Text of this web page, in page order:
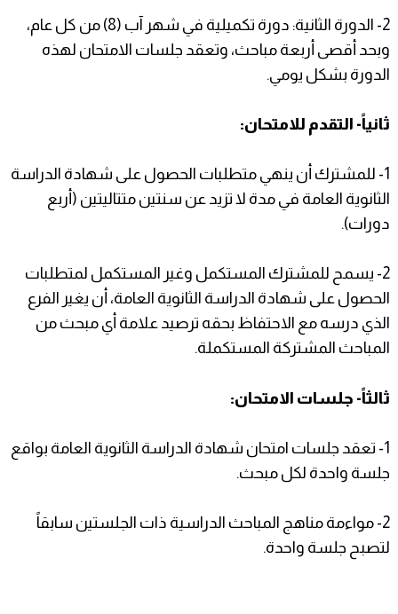
2- الدورة الثانية: دورة تكميلية في شهر آب (8) من كل عام،
وبحد أقصى أربعة مباحث، وتعقد جلسات الامتحان لهذه
الدورة بشكل يومي.
ثانياً- التقدم للامتحان:
1- للمشترك أن ينهي متطلبات الحصول على شهادة الدراسة
الثانوية العامة في مدة لا تزيد عن سنتين متتاليتين (أربع
دورات).
2- يسمح للمشترك المستكمل وغير المستكمل لمتطلبات
الحصول على شهادة الدراسة الثانوية العامة، أن يغير الفرع
الذي درسه مع الاحتفاظ بحقه ترصيد علامة أي مبحث من
المباحث المشتركة المستكملة.
ثالثاً- جلسات الامتحان:
1- تعقد جلسات امتحان شهادة الدراسة الثانوية العامة بواقع
جلسة واحدة لكل مبحث.
2- مواءمة مناهج المباحث الدراسية ذات الجلستين سابقاً
لتصبح جلسة واحدة.